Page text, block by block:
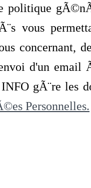
vous
concernant,
envoi d'un
gÃ¨re les
Personnelles.